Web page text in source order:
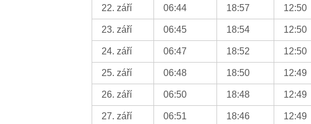
22. září 06:44 18:57 12:50
23. září 06:45 18:54 12:50
24. září 06:47 18:52 12:50
25. září 06:48 18:50 12:49
26. září 06:50 18:48 12:49
27. září 06:51 18:46 12:49